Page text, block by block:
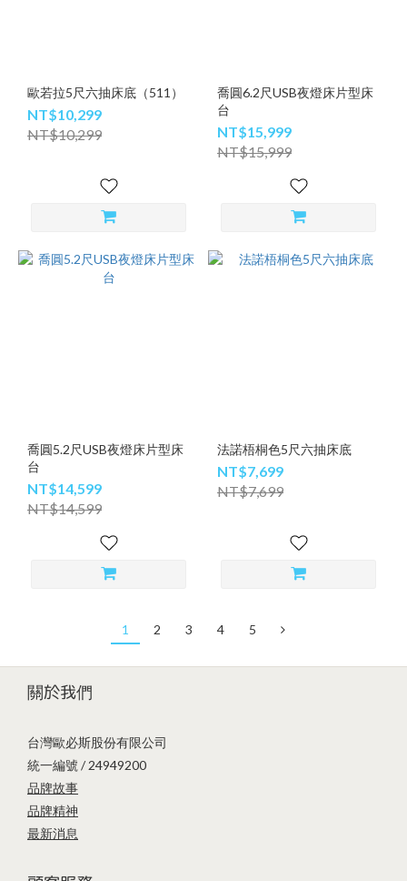
歐若拉5尺六抽床底（511）
NT$10,299
NT$10,299
喬圓6.2尺USB夜燈床片型床
台
NT$15,999
NT$15,999
喬圓5.2尺USB夜燈床片型床
台
NT$14,599
NT$14,599
法諾梧桐色5尺六抽床底
NT$7,699
NT$7,699
1 2 3 4 5
關於我們
台灣歐必斯股份有限公司
統一編號 / 24949200
品牌故事
品牌精神
最新消息